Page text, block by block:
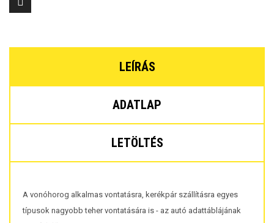
LEÍRÁS
ADATLAP
LETÖLTÉS
A vonóhorog alkalmas vontatásra, kerékpár szállításra egyes
típusok nagyobb teher vontatására is - az autó adattáblájának